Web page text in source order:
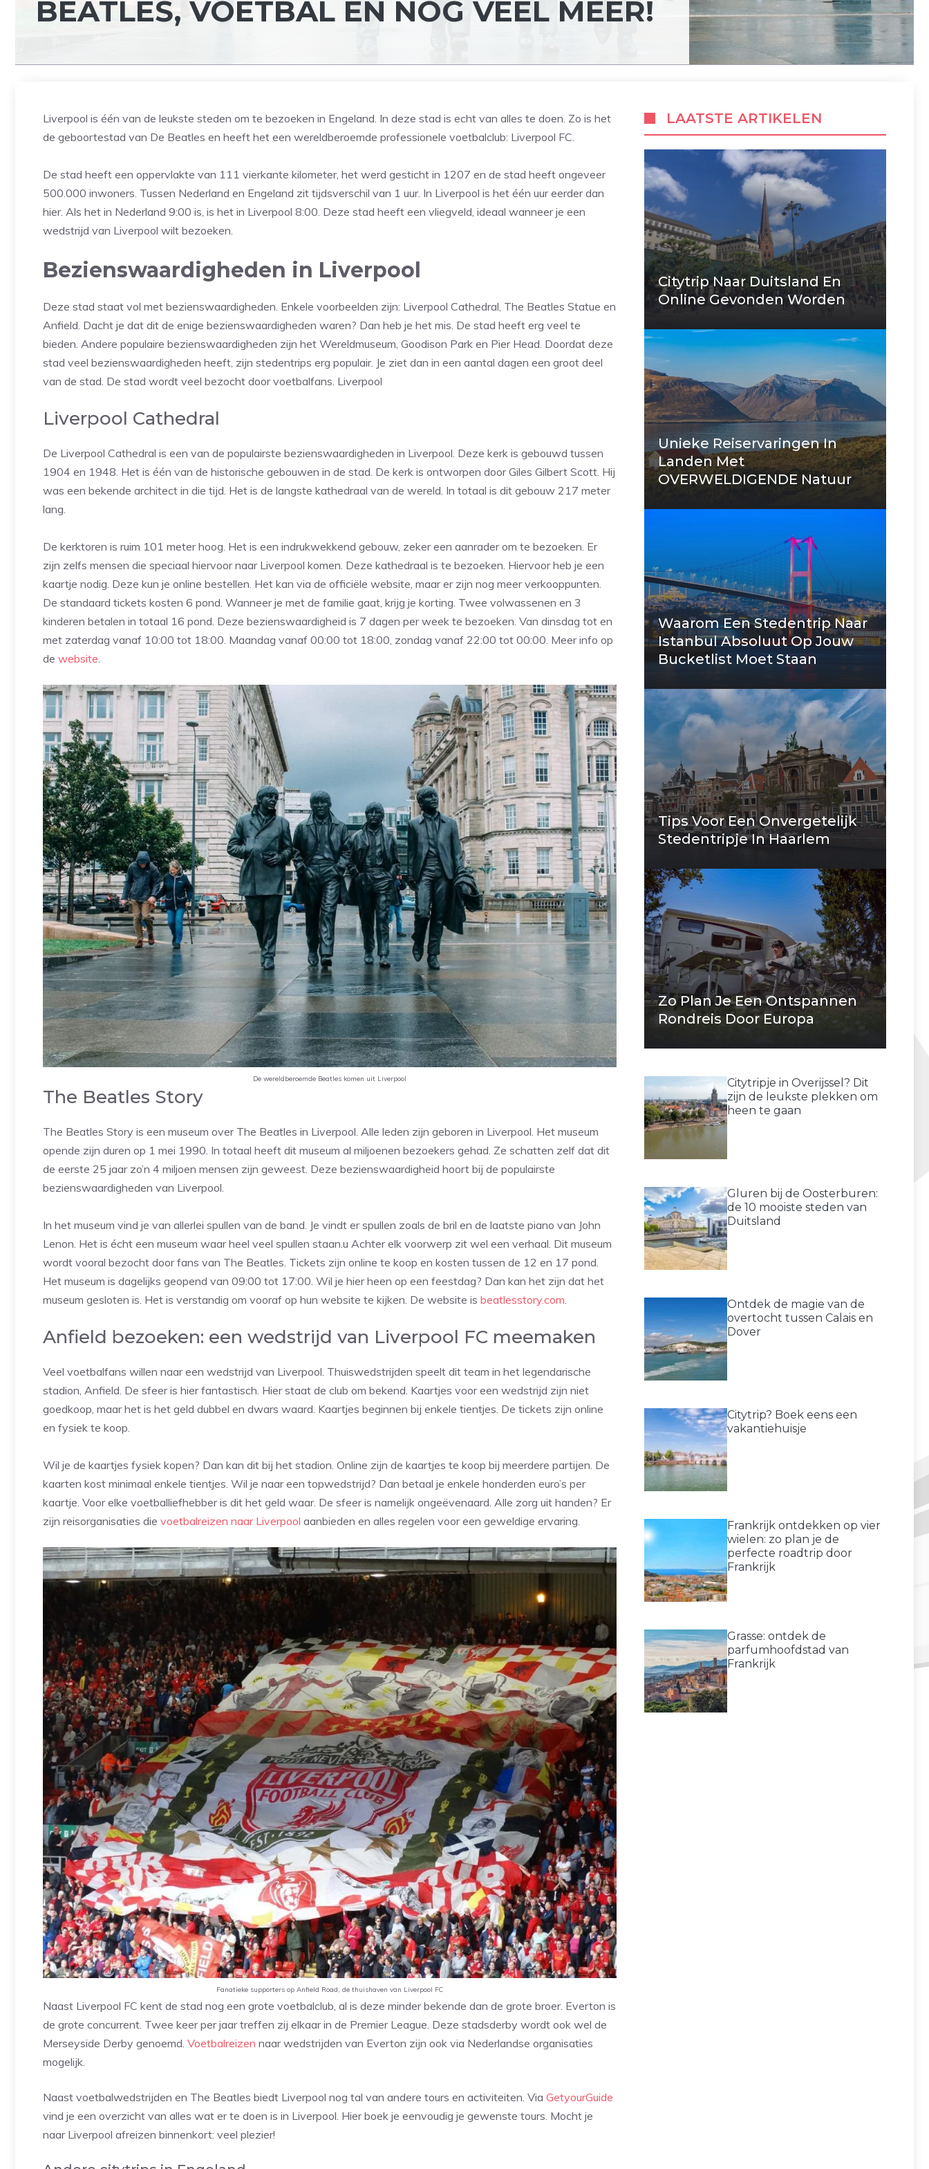
BEATLES, VOETBAL EN NOG VEEL MEER!
Liverpool is één van de leukste steden om te bezoeken in Engeland. In deze stad is echt van alles te doen. Zo is het
de geboortestad van De Beatles en heeft het een wereldberoemde professionele voetbalclub: Liverpool FC.
De stad heeft een oppervlakte van 111 vierkante kilometer, het werd gesticht in 1207 en de stad heeft ongeveer
500.000 inwoners. Tussen Nederland en Engeland zit tijdsverschil van 1 uur. In Liverpool is het één uur eerder dan
hier. Als het in Nederland 9:00 is, is het in Liverpool 8:00. Deze stad heeft een vliegveld, ideaal wanneer je een
wedstrijd van Liverpool wilt bezoeken.
Bezienswaardigheden in Liverpool
Deze stad staat vol met bezienswaardigheden. Enkele voorbeelden zijn: Liverpool Cathedral, The Beatles Statue en
Anfield. Dacht je dat dit de enige bezienswaardigheden waren? Dan heb je het mis. De stad heeft erg veel te
bieden. Andere populaire bezienswaardigheden zijn het Wereldmuseum, Goodison Park en Pier Head. Doordat deze
stad veel bezienswaardigheden heeft, zijn stedentrips erg populair. Je ziet dan in een aantal dagen een groot deel
van de stad. De stad wordt veel bezocht door voetbalfans. Liverpool
Liverpool Cathedral
De Liverpool Cathedral is een van de populairste bezienswaardigheden in Liverpool. Deze kerk is gebouwd tussen
1904 en 1948. Het is één van de historische gebouwen in de stad. De kerk is ontworpen door Giles Gilbert Scott. Hij
was een bekende architect in die tijd. Het is de langste kathedraal van de wereld. In totaal is dit gebouw 217 meter
lang.
De kerktoren is ruim 101 meter hoog. Het is een indrukwekkend gebouw, zeker een aanrader om te bezoeken. Er
zijn zelfs mensen die speciaal hiervoor naar Liverpool komen. Deze kathedraal is te bezoeken. Hiervoor heb je een
kaartje nodig. Deze kun je online bestellen. Het kan via de officiële website, maar er zijn nog meer verkooppunten.
De standaard tickets kosten 6 pond. Wanneer je met de familie gaat, krijg je korting. Twee volwassenen en 3
kinderen betalen in totaal 16 pond. Deze bezienswaardigheid is 7 dagen per week te bezoeken. Van dinsdag tot en
met zaterdag vanaf 10:00 tot 18:00. Maandag vanaf 00:00 tot 18:00, zondag vanaf 22:00 tot 00:00. Meer info op
de website.
De wereldberoemde Beatles komen uit Liverpool
The Beatles Story
The Beatles Story is een museum over The Beatles in Liverpool. Alle leden zijn geboren in Liverpool. Het museum
opende zijn duren op 1 mei 1990. In totaal heeft dit museum al miljoenen bezoekers gehad. Ze schatten zelf dat dit
de eerste 25 jaar zo’n 4 miljoen mensen zijn geweest. Deze bezienswaardigheid hoort bij de populairste
bezienswaardigheden van Liverpool.
In het museum vind je van allerlei spullen van de band. Je vindt er spullen zoals de bril en de laatste piano van John
Lenon. Het is écht een museum waar heel veel spullen staan.u Achter elk voorwerp zit wel een verhaal. Dit museum
wordt vooral bezocht door fans van The Beatles. Tickets zijn online te koop en kosten tussen de 12 en 17 pond.
Het museum is dagelijks geopend van 09:00 tot 17:00. Wil je hier heen op een feestdag? Dan kan het zijn dat het
museum gesloten is. Het is verstandig om vooraf op hun website te kijken. De website is beatlesstory.com.
Anfield bezoeken: een wedstrijd van Liverpool FC meemaken
Veel voetbalfans willen naar een wedstrijd van Liverpool. Thuiswedstrijden speelt dit team in het legendarische
stadion, Anfield. De sfeer is hier fantastisch. Hier staat de club om bekend. Kaartjes voor een wedstrijd zijn niet
goedkoop, maar het is het geld dubbel en dwars waard. Kaartjes beginnen bij enkele tientjes. De tickets zijn online
en fysiek te koop.
Wil je de kaartjes fysiek kopen? Dan kan dit bij het stadion. Online zijn de kaartjes te koop bij meerdere partijen. De
kaarten kost minimaal enkele tientjes. Wil je naar een topwedstrijd? Dan betaal je enkele honderden euro’s per
kaartje. Voor elke voetballiefhebber is dit het geld waar. De sfeer is namelijk ongeëvenaard. Alle zorg uit handen? Er
zijn reisorganisaties die voetbalreizen naar Liverpool aanbieden en alles regelen voor een geweldige ervaring.
Fanatieke supporters op Anfield Road, de thuishaven van Liverpool FC
Naast Liverpool FC kent de stad nog een grote voetbalclub, al is deze minder bekende dan de grote broer. Everton is
de grote concurrent. Twee keer per jaar treffen zij elkaar in de Premier League. Deze stadsderby wordt ook wel de
Merseyside Derby genoemd. Voetbalreizen naar wedstrijden van Everton zijn ook via Nederlandse organisaties
mogelijk.
Naast voetbalwedstrijden en The Beatles biedt Liverpool nog tal van andere tours en activiteiten. Via GetyourGuide
vind je een overzicht van alles wat er te doen is in Liverpool. Hier boek je eenvoudig je gewenste tours. Mocht je
naar Liverpool afreizen binnenkort: veel plezier!
LAATSTE ARTIKELEN
Citytrip Naar Duitsland En
Online Gevonden Worden
Unieke Reiservaringen In
Landen Met
OVERWELDIGENDE Natuur
Waarom Een Stedentrip Naar
Istanbul Absoluut Op Jouw
Bucketlist Moet Staan
Tips Voor Een Onvergetelijk
Stedentripje In Haarlem
Zo Plan Je Een Ontspannen
Rondreis Door Europa
Citytripje in Overijssel? Dit
zijn de leukste plekken om
heen te gaan
Gluren bij de Oosterburen:
de 10 mooiste steden van
Duitsland
Ontdek de magie van de
overtocht tussen Calais en
Dover
Citytrip? Boek eens een
vakantiehuisje
Frankrijk ontdekken op vier
wielen: zo plan je de
perfecte roadtrip door
Frankrijk
Grasse: ontdek de
parfumhoofdstad van
Frankrijk